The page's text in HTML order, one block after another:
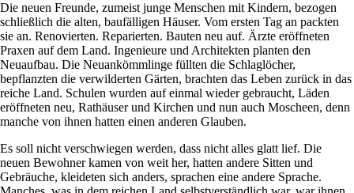
Die neuen Freunde, zumeist junge Menschen mit Kindern, bezogen
schließlich die alten, baufälligen Häuser. Vom ersten Tag an packten
sie an. Renovierten. Reparierten. Bauten neu auf. Ärzte eröffneten
Praxen auf dem Land. Ingenieure und Architekten planten den
Neuaufbau. Die Neuankömmlinge füllten die Schlaglöcher,
bepflanzten die verwilderten Gärten, brachten das Leben zurück in das
reiche Land. Schulen wurden auf einmal wieder gebraucht, Läden
eröffneten neu, Rathäuser und Kirchen und nun auch Moscheen, denn
manche von ihnen hatten einen anderen Glauben.
Es soll nicht verschwiegen werden, dass nicht alles glatt lief. Die
neuen Bewohner kamen von weit her, hatten andere Sitten und
Gebräuche, kleideten sich anders, sprachen eine andere Sprache.